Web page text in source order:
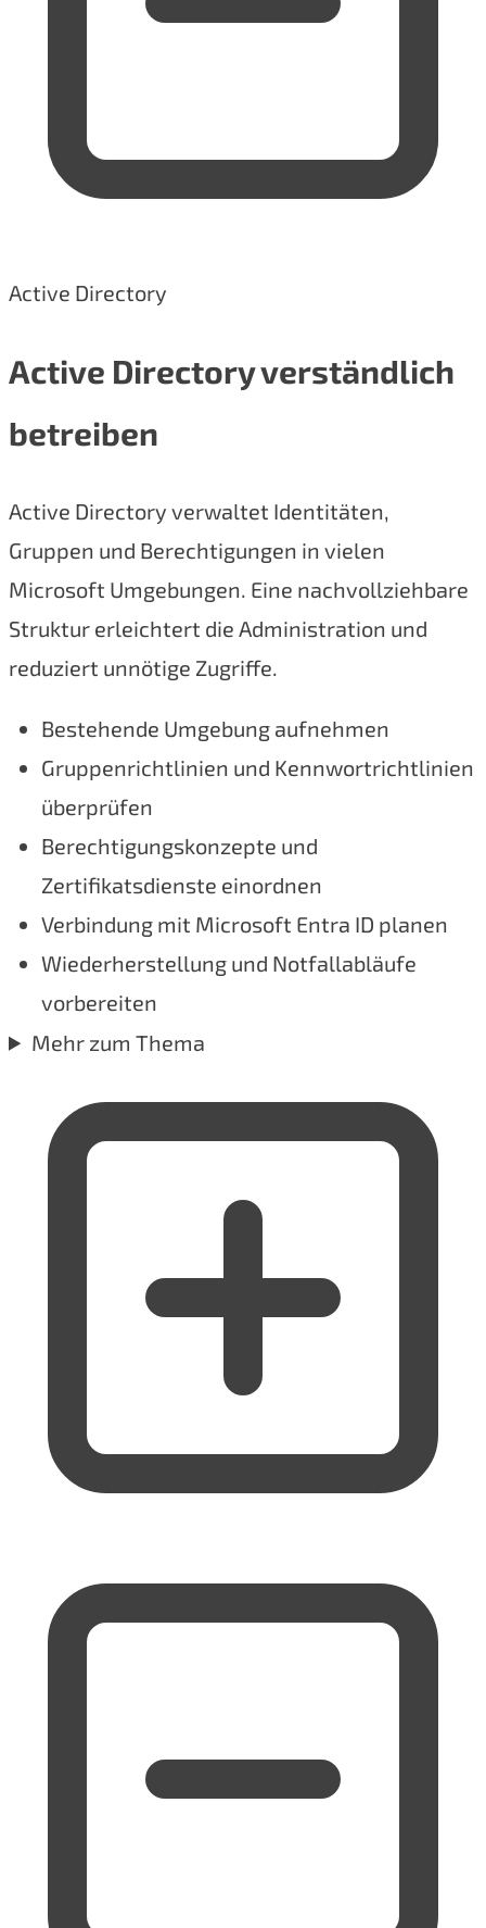
Active Directory
Active Directory verständlich
betreiben
Active Directory verwaltet Identitäten,
Gruppen und Berechtigungen in vielen
Microsoft Umgebungen. Eine nachvollziehbare
Struktur erleichtert die Administration und
reduziert unnötige Zugriffe.
Bestehende Umgebung aufnehmen
Gruppenrichtlinien und Kennwortrichtlinien
überprüfen
Berechtigungskonzepte und
Zertifikatsdienste einordnen
Verbindung mit Microsoft Entra ID planen
Wiederherstellung und Notfallabläufe
vorbereiten
Mehr zum Thema